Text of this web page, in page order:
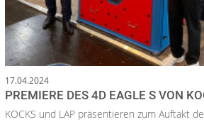
17.04.2024
PREMIERE DES 4D EAGLE S VON
KOCKS und LAP präsentieren zum Auftakt